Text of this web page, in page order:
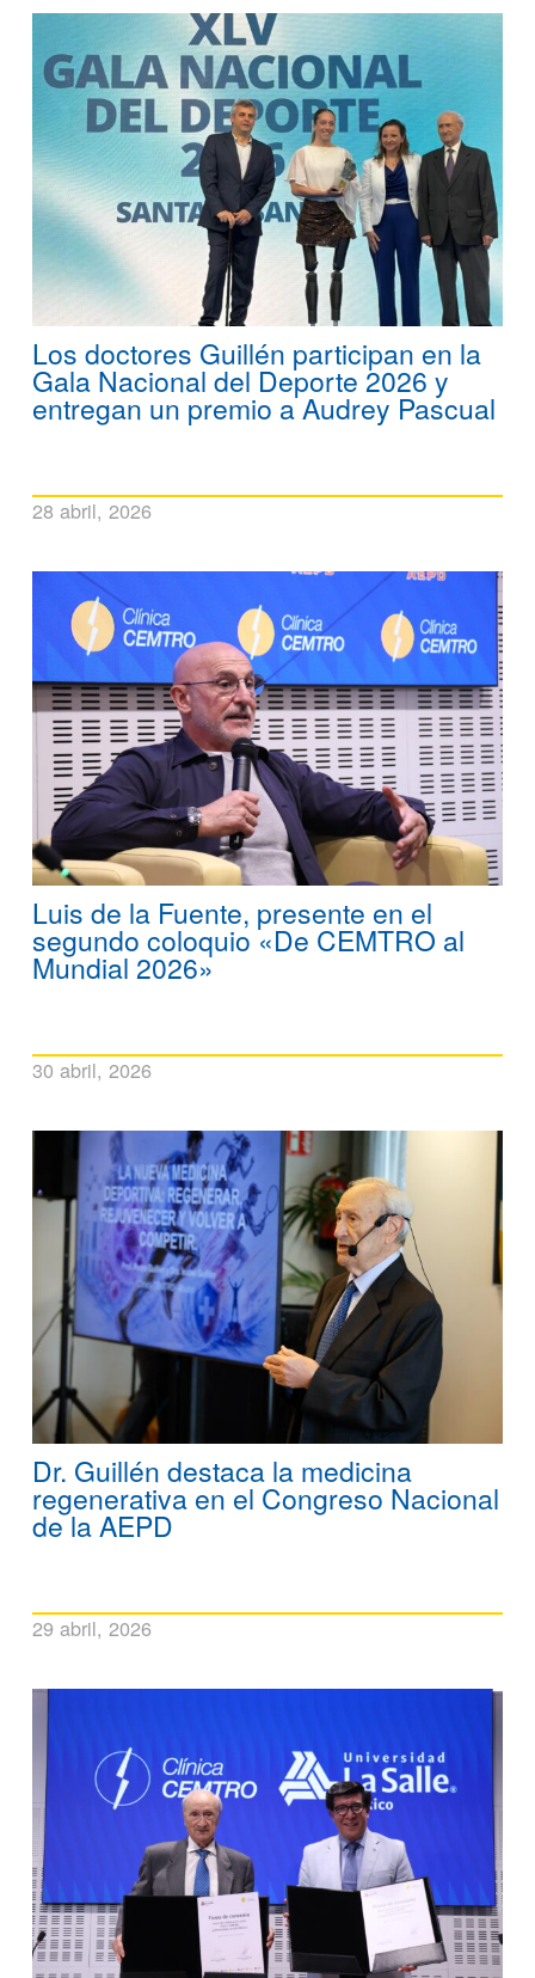
Los doctores Guillén participan en la
Gala Nacional del Deporte 2026 y
entregan un premio a Audrey Pascual
28 abril, 2026
Luis de la Fuente, presente en el
segundo coloquio «De CEMTRO al
Mundial 2026»
30 abril, 2026
Dr. Guillén destaca la medicina
regenerativa en el Congreso Nacional
de la AEPD
29 abril, 2026